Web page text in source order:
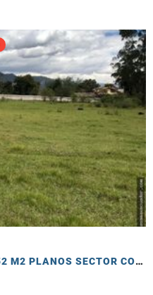
VENDO TERRENO PUEMBO 7152 M2 PLANOS SECTOR COLEGIOS USO MULTIPLE